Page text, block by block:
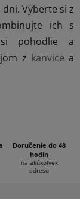
Vyberte si z
ich s
pohodlie a
z kanvice a
Doručenie do 48
hodín
na akúkoľvek
adresu